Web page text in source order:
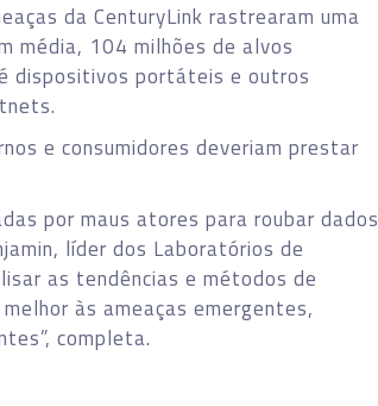
da CenturyLink rastrearam uma
média, 104 milhões de alvos
dispositivos portáteis e outros
e consumidores deveriam prestar
por maus atores para roubar dados
líder dos Laboratórios de
as tendências e métodos de
às ameaças emergentes,
completa.